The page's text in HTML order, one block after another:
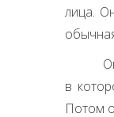
лица.
в
Потом